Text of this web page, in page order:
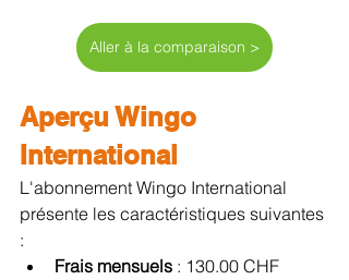
Aller à la comparaison >
Aperçu Wingo
International
L'abonnement Wingo International
présente les caractéristiques suivantes
:
Frais mensuels : 130.00 CHF